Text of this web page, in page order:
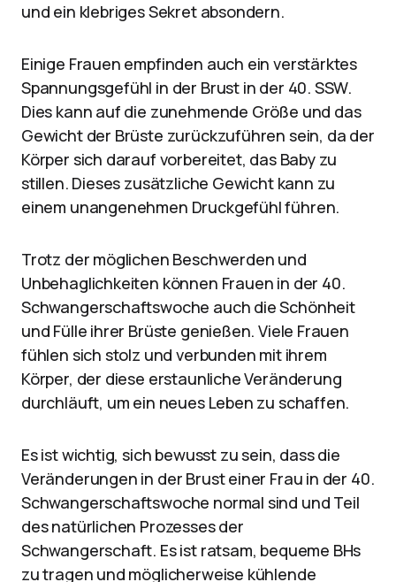
und ein klebriges Sekret absondern.
Einige Frauen empfinden auch ein verstärktes
Spannungsgefühl in der Brust in der 40. SSW.
Dies kann auf die zunehmende Größe und das
Gewicht der Brüste zurückzuführen sein, da der
Körper sich darauf vorbereitet, das Baby zu
stillen. Dieses zusätzliche Gewicht kann zu
einem unangenehmen Druckgefühl führen.
Trotz der möglichen Beschwerden und
Unbehaglichkeiten können Frauen in der 40.
Schwangerschaftswoche auch die Schönheit
und Fülle ihrer Brüste genießen. Viele Frauen
fühlen sich stolz und verbunden mit ihrem
Körper, der diese erstaunliche Veränderung
durchläuft, um ein neues Leben zu schaffen.
Es ist wichtig, sich bewusst zu sein, dass die
Veränderungen in der Brust einer Frau in der 40.
Schwangerschaftswoche normal sind und Teil
des natürlichen Prozesses der
Schwangerschaft. Es ist ratsam, bequeme BHs
zu tragen und möglicherweise kühlende